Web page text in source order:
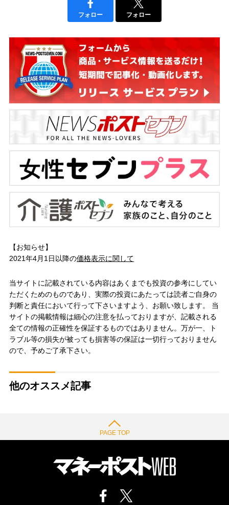
フォロー フォロー
【お知らせ】
2021年4月1日以降の価格表示に関して
当サイトに記載されている内容はあくまでも投資の参考にしてい
ただくためのものであり、実際の投資にあたっては読者ご自身の
判断と責任において行って下さいますよう、お願い致します。 当
サイトの掲載情報は細心の注意を払っておりますが、記載される
全ての情報の正確性を保証するものではありません。万が一、ト
ラブル等の損失が被っても損害等の保証は一切行っておりません
ので、予めご了承下さい。
他のオススメ記事
PAGE TOP